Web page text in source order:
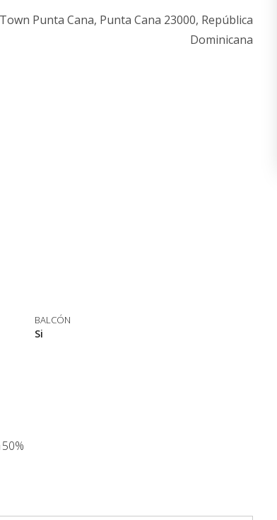
Punta Cana, Punta Cana 23000, República
Dominicana
BALCÓN
Si
50%